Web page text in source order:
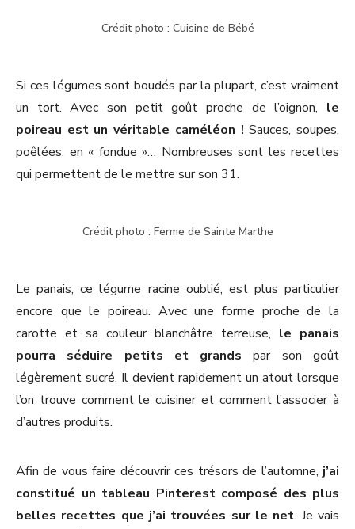
Crédit photo : Cuisine de Bébé
Si ces légumes sont boudés par la plupart, c’est vraiment
un tort. Avec son petit goût proche de l’oignon, le
poireau est un véritable caméléon ! Sauces, soupes,
poêlées, en « fondue »… Nombreuses sont les recettes
qui permettent de le mettre sur son 31.
Crédit photo : Ferme de Sainte Marthe
Le panais, ce légume racine oublié, est plus particulier
encore que le poireau. Avec une forme proche de la
carotte et sa couleur blanchâtre terreuse, le panais
pourra séduire petits et grands par son goût
légèrement sucré. Il devient rapidement un atout lorsque
l’on trouve comment le cuisiner et comment l’associer à
d’autres produits.
Afin de vous faire découvrir ces trésors de l’automne, j’ai
constitué un tableau Pinterest composé des plus
belles recettes que j’ai trouvées sur le net. Je vais